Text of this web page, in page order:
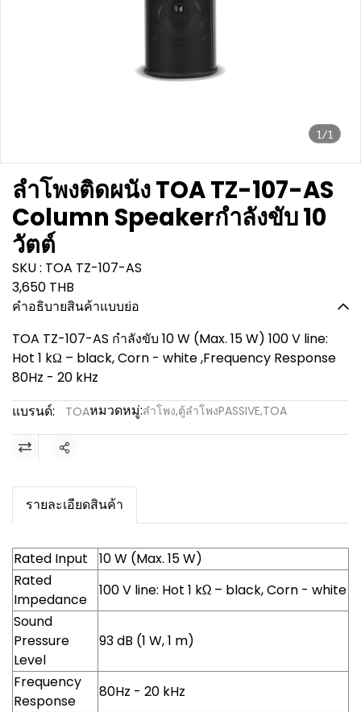
1/1
ลำโพงติดผนัง TOA TZ-107-AS
Column Speakerกำลังขับ 10
วัตต์
SKU : TOA TZ-107-AS
3,650 THB
คำอธิบายสินค้าแบบย่อ
TOA TZ-107-AS กำลังขับ 10 W (Max. 15 W) 100 V line:
Hot 1 kΩ – black, Corn - white ,Frequency Response
80Hz - 20 kHz
แบรนด์:
TOAหมวดหมู่:ลำโพง,ตู้ลำโพงPASSIVE,TOA
แชร์
รายละเอียดสินค้า
Rated Input
10 W (Max. 15 W)
Rated
Impedance
100 V line: Hot 1 kΩ – black, Corn - white
Sound
Pressure
Level
93 dB (1 W, 1 m)
Frequency
Response
80Hz - 20 kHz